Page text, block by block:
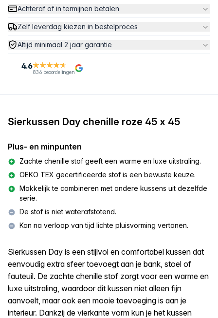
Achteraf of in termijnen betalen
Zelf leverdag kiezen in bestelproces
Altijd minimaal 2 jaar garantie
4.6
836 beoordelingen
Sierkussen Day chenille roze 45 x 45
Plus- en minpunten
Zachte chenille stof geeft een warme en luxe uitstraling.
OEKO TEX gecertificeerde stof is een bewuste keuze.
Makkelijk te combineren met andere kussens uit dezelfde
serie.
De stof is niet waterafstotend.
Kan na verloop van tijd lichte pluisvorming vertonen.
Sierkussen Day is een stijlvol en comfortabel kussen dat
eenvoudig extra sfeer toevoegt aan je bank, stoel of
fauteuil. De zachte chenille stof zorgt voor een warme en
luxe uitstraling, waardoor dit kussen niet alleen fijn
aanvoelt, maar ook een mooie toevoeging is aan je
interieur. Dankzij de vierkante vorm kun je het kussen